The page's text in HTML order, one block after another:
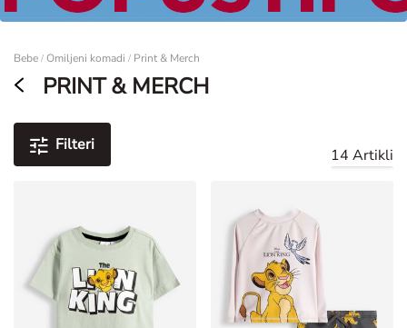
Bebe / Omiljeni komadi / Print & Merch
PRINT & MERCH
Filteri
14 Artikli